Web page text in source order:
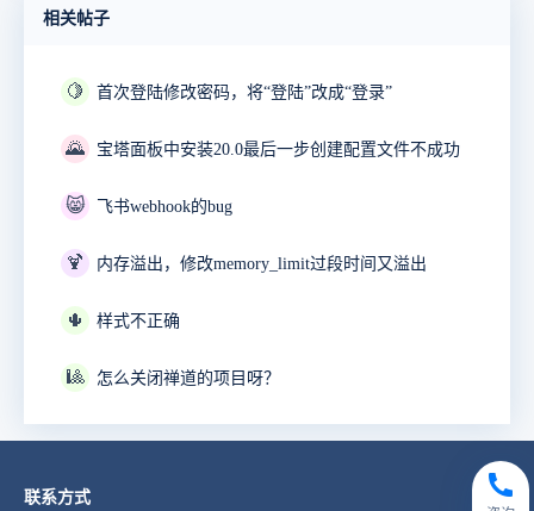
相关帖子
🍋 首次登陆修改密码，将“登陆”改成“登录”
🌄 宝塔面板中安装20.0最后一步创建配置文件不成功
😸 飞书webhook的bug
🍹 内存溢出，修改memory_limit过段时间又溢出
🌵 样式不正确
🎱 怎么关闭禅道的项目呀？
联系方式